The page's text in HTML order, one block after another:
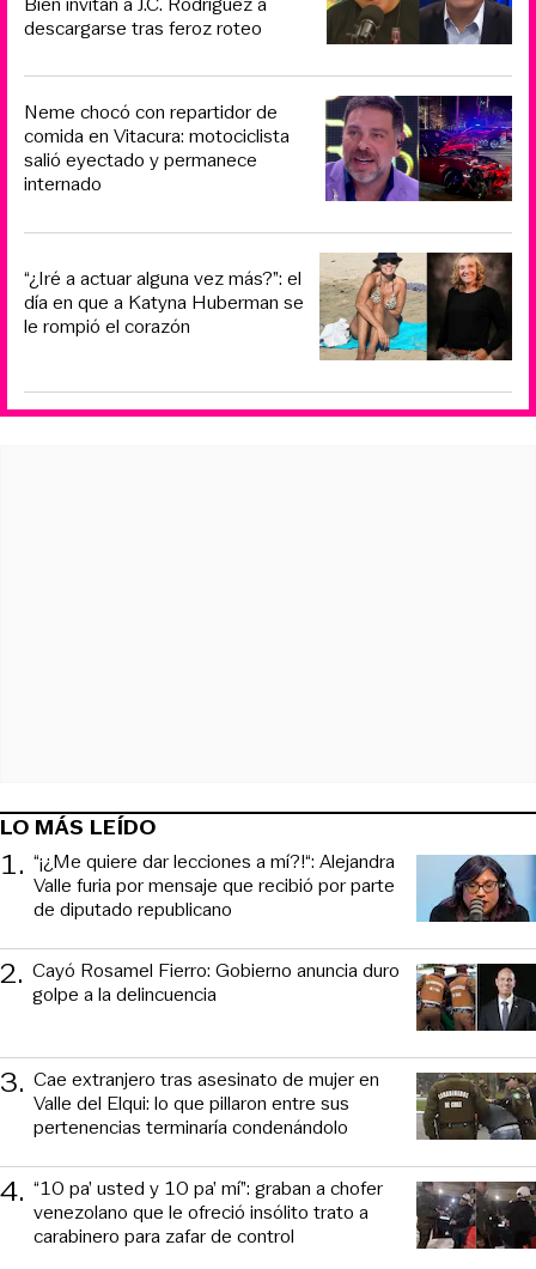
descargarse tras feroz roteo
Neme chocó con repartidor de
comida en Vitacura: motociclista
salió eyectado y permanece
internado
“¿Iré a actuar alguna vez más?”: el
día en que a Katyna Huberman se
le rompió el corazón
LO MÁS LEÍDO
1. “¡¿Me quiere dar lecciones a mí?!“: Alejandra
Valle furia por mensaje que recibió por parte
de diputado republicano
2. Cayó Rosamel Fierro: Gobierno anuncia duro
golpe a la delincuencia
3. Cae extranjero tras asesinato de mujer en
Valle del Elqui: lo que pillaron entre sus
pertenencias terminaría condenándolo
4. “10 pa’ usted y 10 pa’ mí”: graban a chofer
venezolano que le ofreció insólito trato a
carabinero para zafar de control